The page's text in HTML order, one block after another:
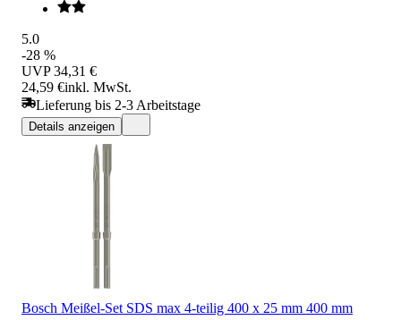
5.0
-28 %
UVP 34,31 €
24,59 €inkl. MwSt.
Lieferung bis 2-3 Arbeitstage
Details anzeigen
Bosch Meißel-Set SDS max 4-teilig 400 x 25 mm 400 mm